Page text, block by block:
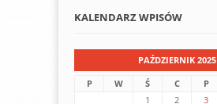
KALENDARZ WPISÓW
PAŹDZIERNIK 2025
P
W Ś C P
1
2 3